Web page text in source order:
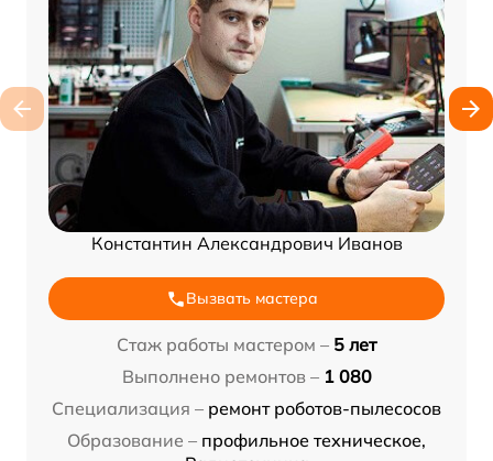
Константин Александрович Иванов
Вызвать мастера
Стаж работы мастером – 5 лет
Выполнено ремонтов – 1 080
Специализация – ремонт роботов-пылесосов
Образование – профильное техническое,